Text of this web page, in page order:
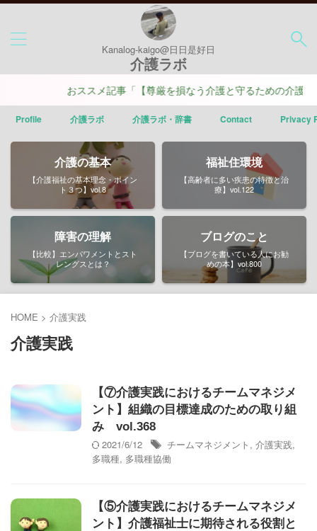
Kanalog-kaigo@日日是好日
介護ラボ
おススメ記事「【尊厳を損なう介護と守るための介護】ポ
Profile 介護ラボ 介護ラボ・辞書 Contact Privacy
介護の基本
【介護福祉の基本理念・ポイン
ト３つ】vol.8
福祉住環境
【高齢者に多い疾患の特徴と治
療】vol.122
障害の理解
【比較】エンパワメントとスト
レングスとは？
ブログのこと
【ブログを書いている人にお勧
めの本】vol.800
HOME > 介護実践
介護実践
【⑦介護実践におけるチームマネジメ
ント】組織の目標達成のための取り組
み vol.368
2021/6/12
チームマネジメント , 介護実践,
多職種, 多職種協働
【⑤介護実践におけるチームマネジメ
ント】介護福祉士に期待される役割と